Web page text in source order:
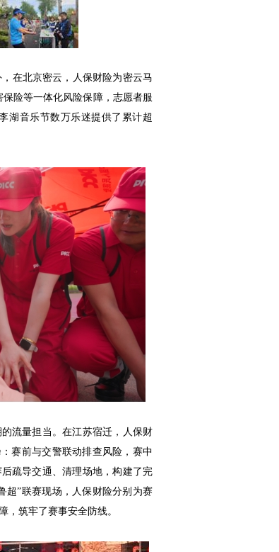
在北京密云，人保财险为密云马
险等一体化风险保障，志愿者服
湖音乐节数万乐迷提供了累计超
流量担当。在江苏宿迁，人保财
赛前与交警联动排查风险，赛中
疏导交通、清理场地，构建了完
超”联赛现场，人保财险分别为赛
，筑牢了赛事安全防线。